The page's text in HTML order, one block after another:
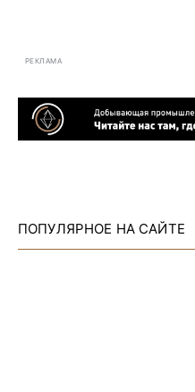
РЕКЛАМА
ПОПУЛЯРНОЕ НА САЙТЕ